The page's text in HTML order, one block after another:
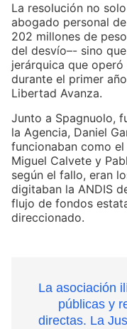
La resolución no
abogado personal
202 millones de
del desvío–- sino
jerárquica que
durante el primer
Libertad Avanza.
Junto a Spagnuolo,
la Agencia, Daniel
funcionaban como
Miguel Calvete y
según el fallo, eran
digitaban la ANDIS
flujo de fondos
direccionado.
La asociación
públicas y
directas. La